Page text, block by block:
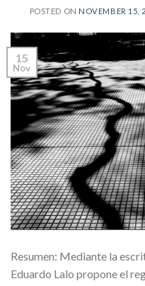
POSTED ON NOVEMBER 15,
15
Nov
Resumen: Mediante la
Eduardo Lalo propone el